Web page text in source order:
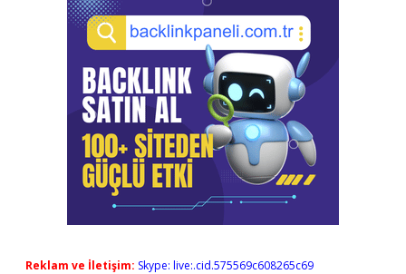
Reklam ve İletişim: Skype: live:.cid.575569c608265c69